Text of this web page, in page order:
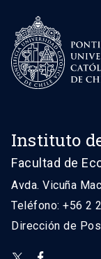
Instituto
Facultad de
Avda. Vicuña
Teléfono: +56 2
Dirección de